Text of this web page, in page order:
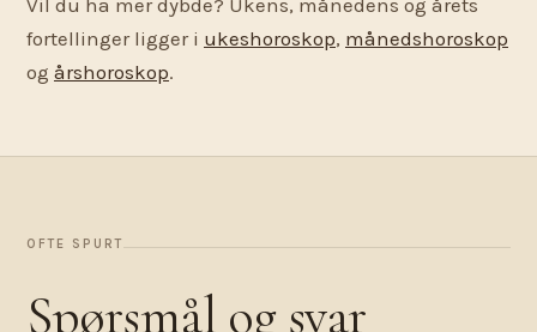
Vil du ha mer dybde? Ukens, månedens og årets
fortellinger ligger i ukeshoroskop, månedshoroskop
og årshoroskop.
OFTE SPURT
Spørsmål og svar